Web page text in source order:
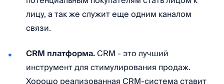
лицу, а так же служит еще одним каналом
связи.
CRM платформа.CRM - это лучший
инструмент для стимулирования продаж.